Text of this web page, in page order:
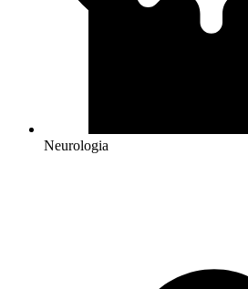
Neurologia